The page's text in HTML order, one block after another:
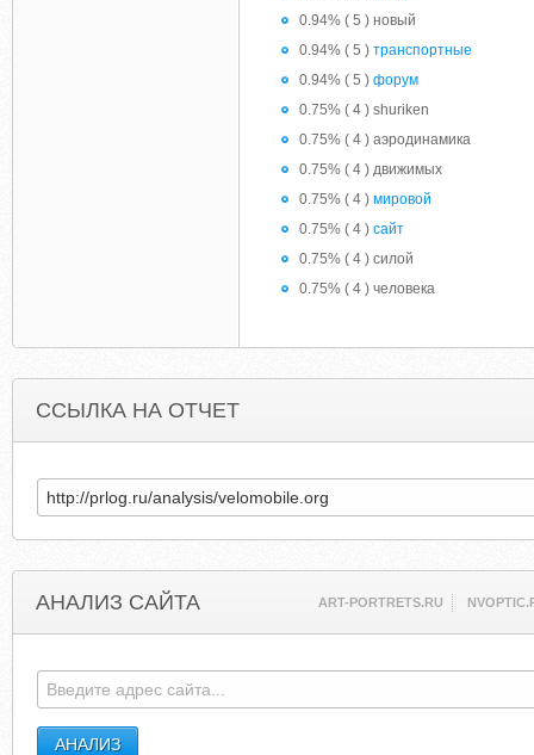
0.94% ( 5 ) новый
0.94% ( 5 ) транспортные
0.94% ( 5 ) форум
0.75% ( 4 ) shuriken
0.75% ( 4 ) аэродинамика
0.75% ( 4 ) движимых
0.75% ( 4 ) мировой
0.75% ( 4 ) сайт
0.75% ( 4 ) силой
0.75% ( 4 ) человека
ССЫЛКА НА ОТЧЕТ
АНАЛИЗ САЙТА ART-PORTRETS.RU